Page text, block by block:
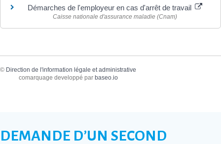
Démarches de l'employeur en cas d'arrêt de travail
Caisse nationale d'assurance maladie (Cnam)
© Direction de l'information légale et administrative
comarquage developpé par baseo.io
DEMANDE D’UN SECOND